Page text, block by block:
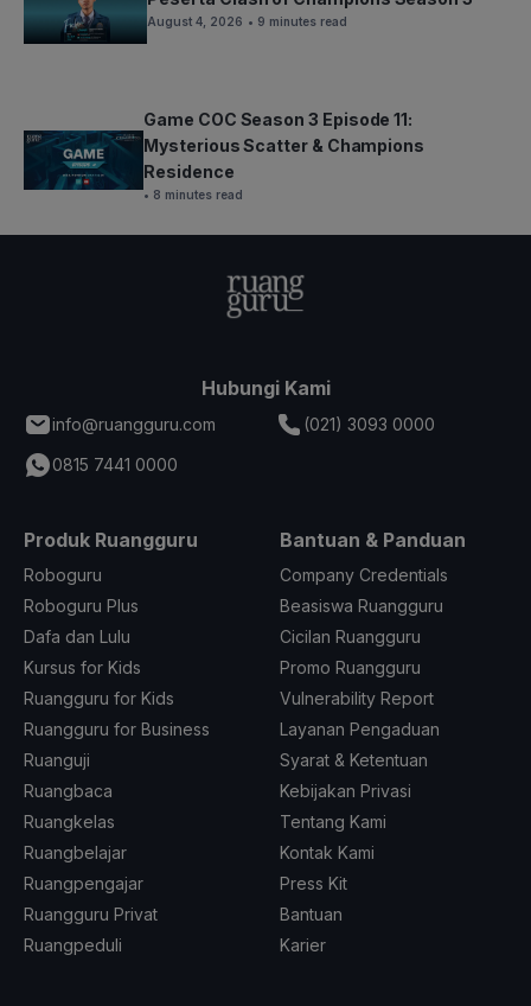
August 4, 2026 • 9 minutes read
Game COC Season 3 Episode 11:
Mysterious Scatter & Champions
Residence
• 8 minutes read
Hubungi Kami
info@ruangguru.com
(021) 3093 0000
0815 7441 0000
Produk Ruangguru
Roboguru
Roboguru Plus
Dafa dan Lulu
Kursus for Kids
Ruangguru for Kids
Ruangguru for Business
Ruanguji
Ruangbaca
Ruangkelas
Ruangbelajar
Ruangpengajar
Ruangguru Privat
Ruangpeduli
Bantuan & Panduan
Company Credentials
Beasiswa Ruangguru
Cicilan Ruangguru
Promo Ruangguru
Vulnerability Report
Layanan Pengaduan
Syarat & Ketentuan
Kebijakan Privasi
Tentang Kami
Kontak Kami
Press Kit
Bantuan
Karier